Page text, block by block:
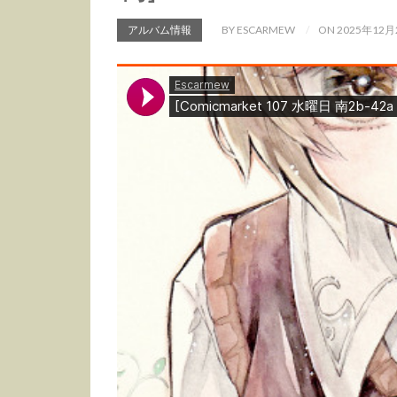
アルバム情報 BY ESCARMEW ON 2025年12